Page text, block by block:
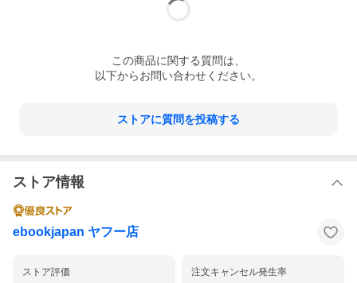
この商品に関する質問は、
以下からお問い合わせください。
ストアに質問を投稿する
ストア情報
ebookjapan ヤフー店
ストア評価 注文キャンセル発生率